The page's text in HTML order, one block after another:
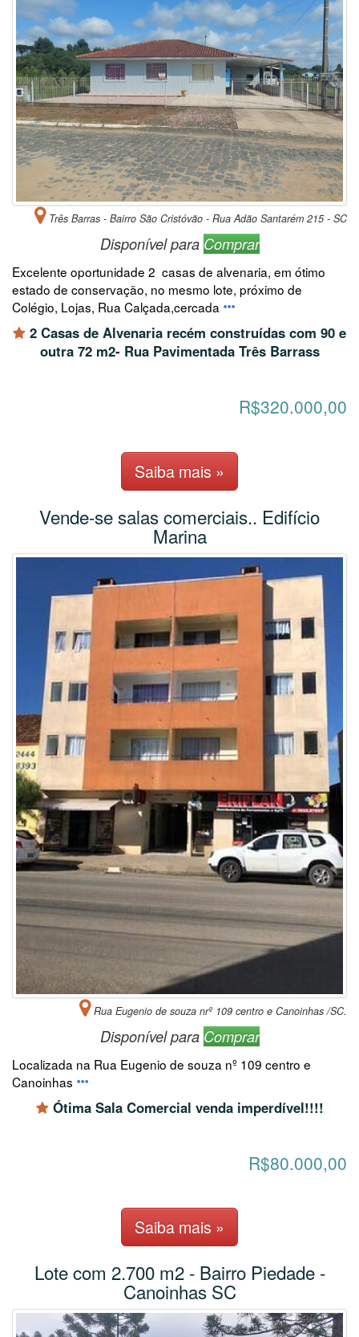
Três Barras - Bairro São Cristóvão - Rua Adão Santarém 215 - SC
Disponível para Comprar
Excelente oportunidade 2 casas de alvenaria, em ótimo
estado de conservação, no mesmo lote, próximo de
Colégio, Lojas, Rua Calçada,cercada
2 Casas de Alvenaria recém construídas com 90 e
outra 72 m2- Rua Pavimentada Três Barrass
R$320.000,00
Saiba mais »
Vende-se salas comerciais.. Edifício
Marina
Rua Eugenio de souza nrº 109 centro e Canoinhas /SC.
Disponível para Comprar
Localizada na Rua Eugenio de souza nº 109 centro e
Canoinhas
Ótima Sala Comercial venda imperdível!!!!
R$80.000,00
Saiba mais »
Lote com 2.700 m2 - Bairro Piedade -
Canoinhas SC